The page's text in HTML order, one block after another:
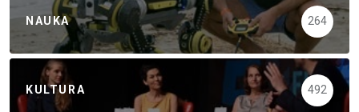
NAUKA 264
KULTURA 492